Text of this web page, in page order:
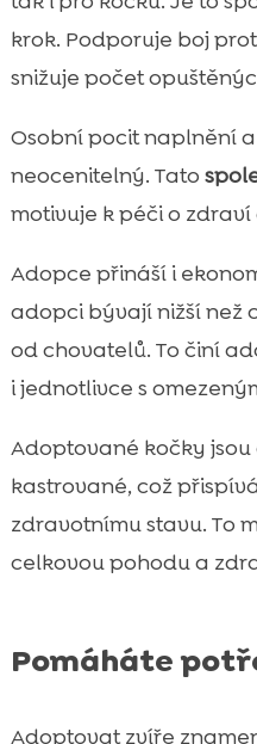
krok. Podporuje boj
snižuje počet
Osobní pocit naplnění
neocenitelný. Tato
motivuje k péči o
Adopce přináší i
adopci bývají nižší než
od chovatelů. To činí
i jednotlivce s
Adoptované kočky
kastrované, což
zdravotnímu stavu. To
celkovou pohodu a
Pomáháte
Adoptovat zvíře